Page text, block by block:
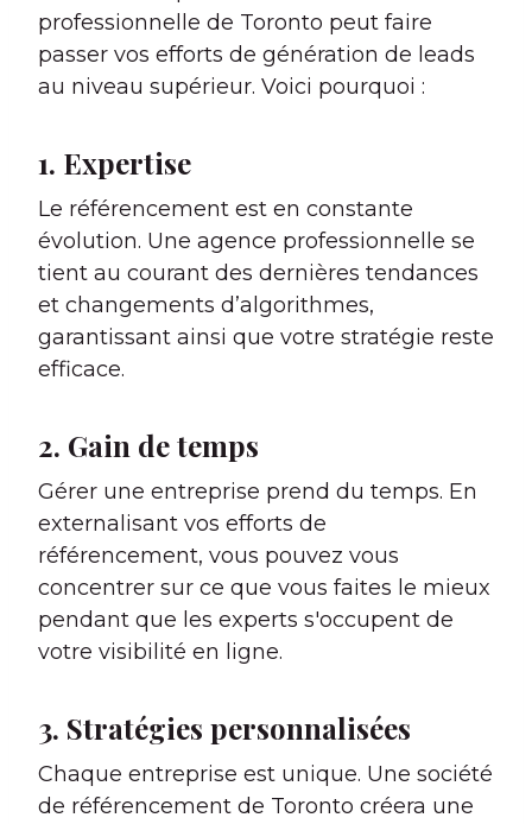
professionnelle de Toronto peut faire
passer vos efforts de génération de leads
au niveau supérieur. Voici pourquoi :
1. Expertise
Le référencement est en constante
évolution. Une agence professionnelle se
tient au courant des dernières tendances
et changements d’algorithmes,
garantissant ainsi que votre stratégie reste
efficace.
2. Gain de temps
Gérer une entreprise prend du temps. En
externalisant vos efforts de
référencement, vous pouvez vous
concentrer sur ce que vous faites le mieux
pendant que les experts s'occupent de
votre visibilité en ligne.
3. Stratégies personnalisées
Chaque entreprise est unique. Une société
de référencement de Toronto créera une